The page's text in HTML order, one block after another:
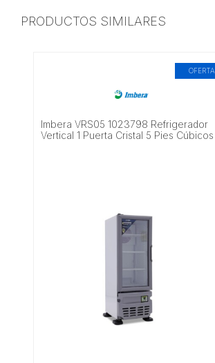
PRODUCTOS SIMILARES
OFERTA
Imbera VRS05 1023798 Refrigerador
Vertical 1 Puerta Cristal 5 Pies Cúbicos